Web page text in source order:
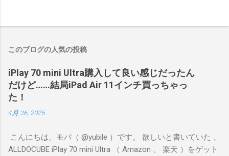
このブログの人気の投稿
iPlay 70 mini Ultra購入して良い感じだったん
だけど……結局iPad Air 11インチ買っちゃっ
た！
4月 26, 2025
こんにちは、モバ（ @yubile ）です。 欲しいと書いていた 、
ALLDOCUBE iPlay 70 mini Ultra （ Amazon 、 楽天 ）をゲット